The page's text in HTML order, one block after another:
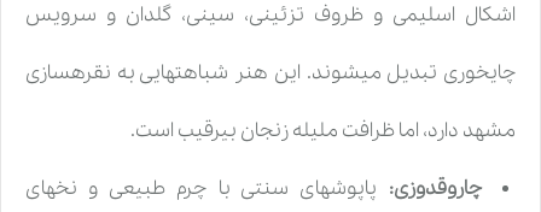
اشکال اسلیمی و ظروف تزئینی، سینی، گلدان و سرویس
چایخوری تبدیل میشوند. این هنر شباهتهایی به نقرهسازی
مشهد دارد، اما ظرافت ملیله زنجان بیرقیب است.
چاروقدوزی: پاپوشهای سنتی با چرم طبیعی و نخهای